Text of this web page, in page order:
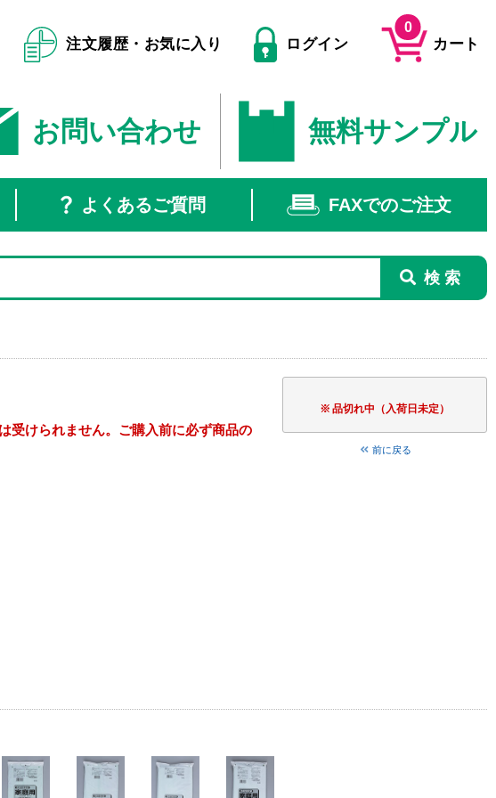
注文履歴・お気に入り ログイン
0
カート
お問い合わせ 無料サンプル
よくあるご質問 FAXでのご注文
受けられません。ご購入前に必ず商品の
品切れ中（入荷日未定）
前に戻る